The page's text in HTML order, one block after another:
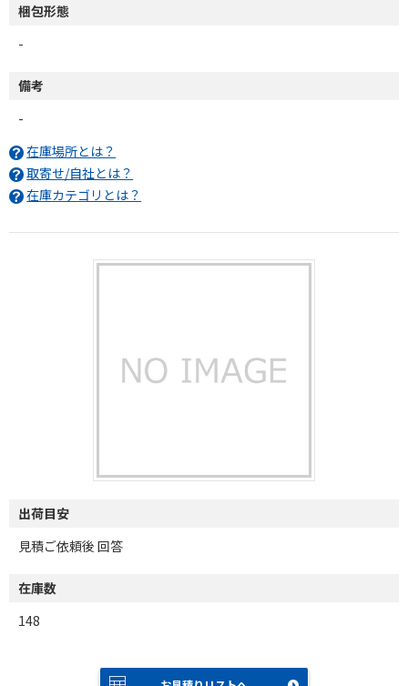
梱包形態
-
備考
-
在庫場所とは？
取寄せ/自社とは？
在庫カテゴリとは？
出荷目安
見積ご依頼後 回答
在庫数
148